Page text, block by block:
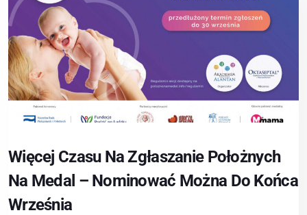
Więcej Czasu Na Zgłaszanie Położnych
Na Medal – Nominować Można Do Końca
Września